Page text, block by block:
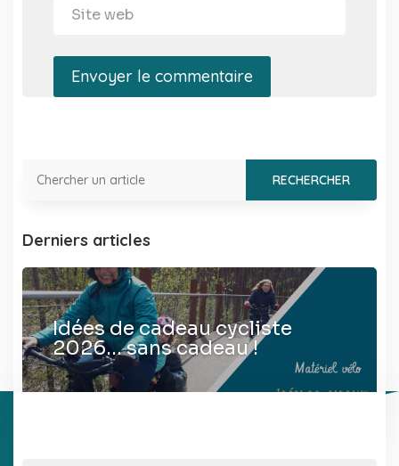
Envoyer le commentaire
Derniers articles
Idées de cadeau cycliste
2026… sans cadeau !